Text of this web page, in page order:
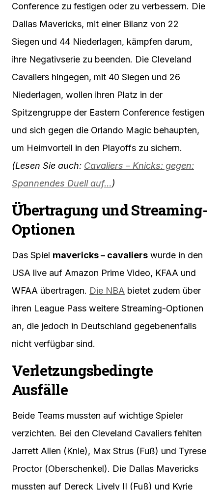
Conference zu festigen oder zu verbessern. Die
Dallas Mavericks, mit einer Bilanz von 22
Siegen und 44 Niederlagen, kämpfen darum,
ihre Negativserie zu beenden. Die Cleveland
Cavaliers hingegen, mit 40 Siegen und 26
Niederlagen, wollen ihren Platz in der
Spitzengruppe der Eastern Conference festigen
und sich gegen die Orlando Magic behaupten,
um Heimvorteil in den Playoffs zu sichern.
(Lesen Sie auch: Cavaliers – Knicks: gegen:
Spannendes Duell auf…)
Übertragung und Streaming-
Optionen
Das Spiel mavericks – cavaliers wurde in den
USA live auf Amazon Prime Video, KFAA und
WFAA übertragen. Die NBA bietet zudem über
ihren League Pass weitere Streaming-Optionen
an, die jedoch in Deutschland gegebenenfalls
nicht verfügbar sind.
Verletzungsbedingte
Ausfälle
Beide Teams mussten auf wichtige Spieler
verzichten. Bei den Cleveland Cavaliers fehlten
Jarrett Allen (Knie), Max Strus (Fuß) und Tyrese
Proctor (Oberschenkel). Die Dallas Mavericks
mussten auf Dereck Lively II (Fuß) und Kyrie